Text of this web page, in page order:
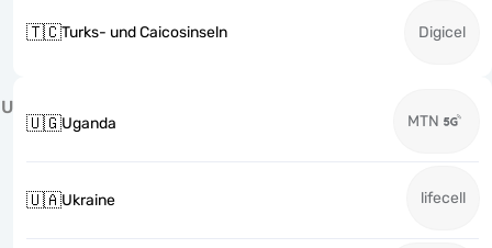
🇹🇨Turks- und Caicosinseln Digicel
U
🇺🇬Uganda MTN
🇺🇦Ukraine lifecell